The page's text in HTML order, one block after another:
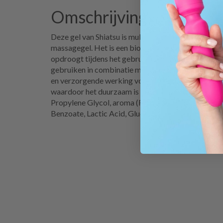
Omschrijving
Deze gel van Shiatsu is multifunctioneel, je kunt
massagegel. Het is een biologische gel op
opdroogt tijdens het gebruik. Omdat het een gel
gebruiken in combinatie met (latex)condooms.
en verzorgende werking voor de huid. De 2 in 1 Gel
waardoor het duurzaam is in gebruik. Ingrediënten:
Propylene Glycol, aroma (Flower), Chondrus
Benzoate, Lactic Acid, Glucose